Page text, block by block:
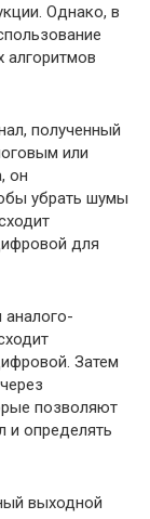
Однако, в
алгоритмов
полученный
или
он
убрать шумы
для
аналого-
Затем
позволяют
и определять
выходной